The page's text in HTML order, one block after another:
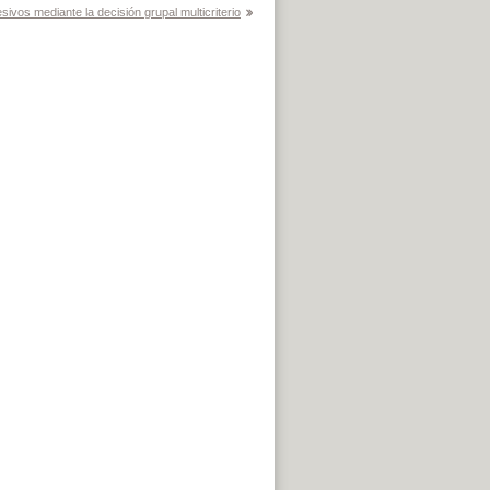
mediante la decisión grupal multicriterio